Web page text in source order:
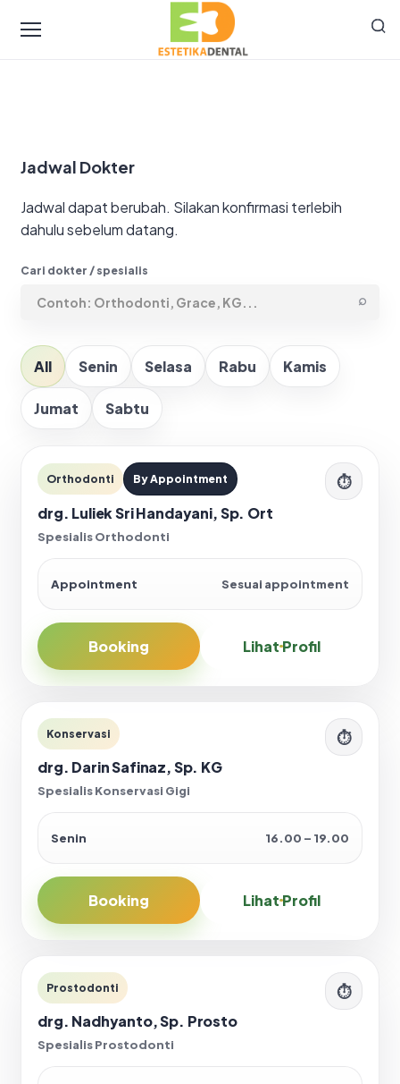
Jadwal Dokter
Jadwal dapat berubah. Silakan konfirmasi terlebih
dahulu sebelum datang.
Cari dokter / spesialis
⌕
All Senin Selasa Rabu Kamis
Jumat Sabtu
Orthodonti By Appointment
drg. Luliek Sri Handayani, Sp. Ort
Spesialis Orthodonti
⏱
Appointment Sesuai appointment
Booking Lihat Profil
Konservasi
drg. Darin Safinaz, Sp. KG
Spesialis Konservasi Gigi
⏱
Senin 16.00 – 19.00
Booking Lihat Profil
Prostodonti
drg. Nadhyanto, Sp. Prosto
Spesialis Prostodonti
⏱